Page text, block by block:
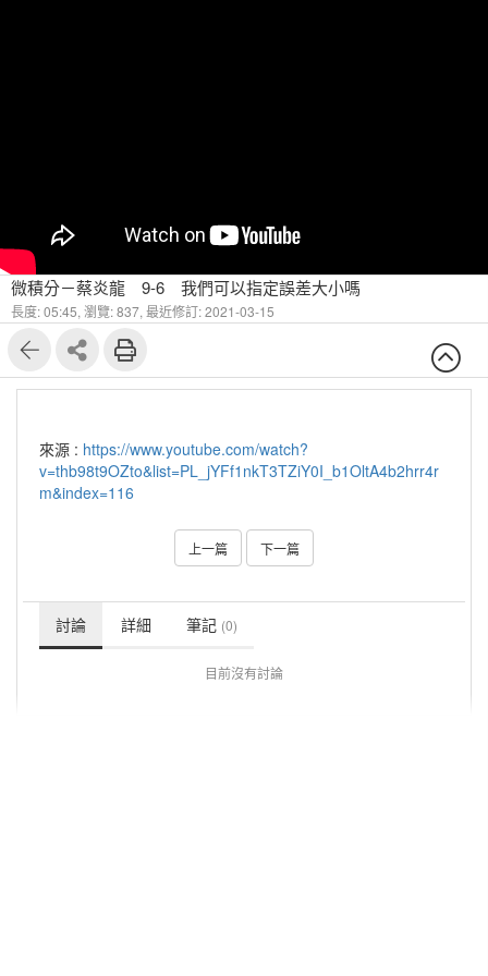
微積分－蔡炎龍 9-6 我們可以指定誤差大小嗎
長度: 05:45, 瀏覽: 837, 最近修訂: 2021-03-15
來源 : https://www.youtube.com/watch?
v=thb98t9OZto&list=PL_jYFf1nkT3TZiY0I_b1OltA4b2hrr4r
m&index=116
上一篇 下一篇
討論 詳細 筆記 (0)
目前沒有討論